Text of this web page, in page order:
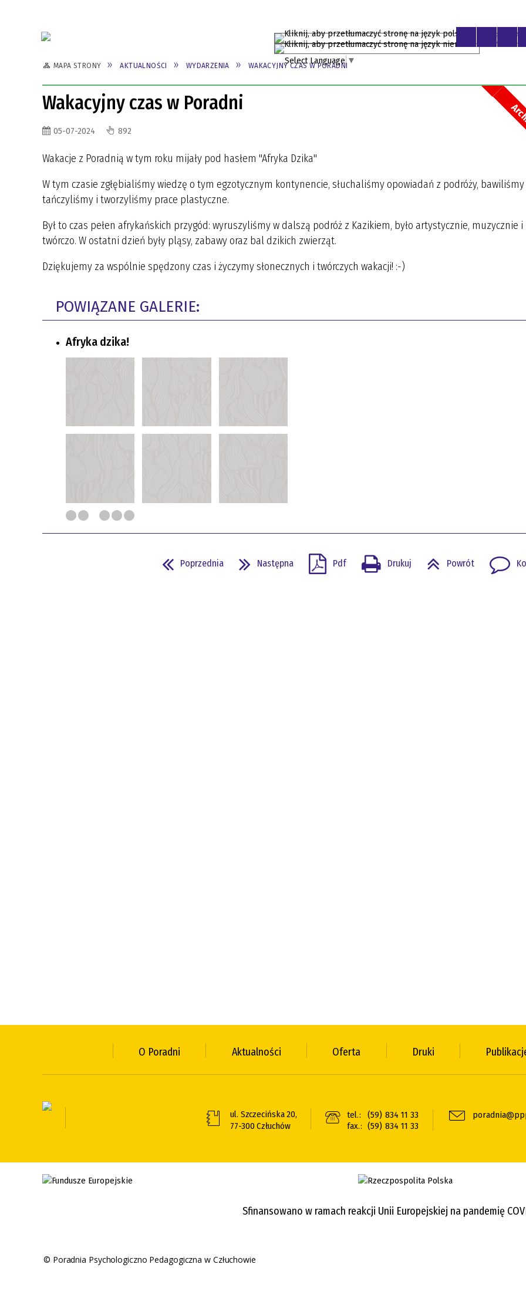
Select Language ▼
MAPA STRONY AKTUALNOŚCI WYDARZENIA WAKACYJNY CZAS W PORADNI
Wakacyjny czas w Poradni
05-07-2024 892
Wakacje z Poradnią w tym roku mijały pod hasłem "Afryka Dzika"
W tym czasie zgłębialiśmy wiedzę o tym egzotycznym kontynencie, słuchaliśmy opowiadań z podróży, bawiliśmy
tańczyliśmy i tworzyliśmy prace plastyczne.
Był to czas pełen afrykańskich przygód: wyruszyliśmy w dalszą podróż z Kazikiem, było artystycznie, muzycznie i
twórczo. W ostatni dzień były pląsy, zabawy oraz bal dzikich zwierząt.
Dziękujemy za wspólnie spędzony czas i życzymy słonecznych i twórczych wakacji! :-)
POWIĄZANE GALERIE:
Afryka dzika!
Poprzednia Następna Pdf Drukuj Powrót
O Poradni Aktualności Oferta Druki
ul. Szczecińska 20,
77-300 Człuchów
tel.:
(59) 834 11 33
fax.: (59) 834 11 33
Sfinansowano w ramach reakcji Unii Europejskiej na pandemię
© Poradnia Psychologiczno Pedagogiczna w Człuchowie